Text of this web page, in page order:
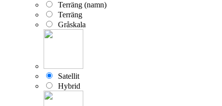
Terräng (namn)
Terräng
Gråskala
Satellit
Hybrid